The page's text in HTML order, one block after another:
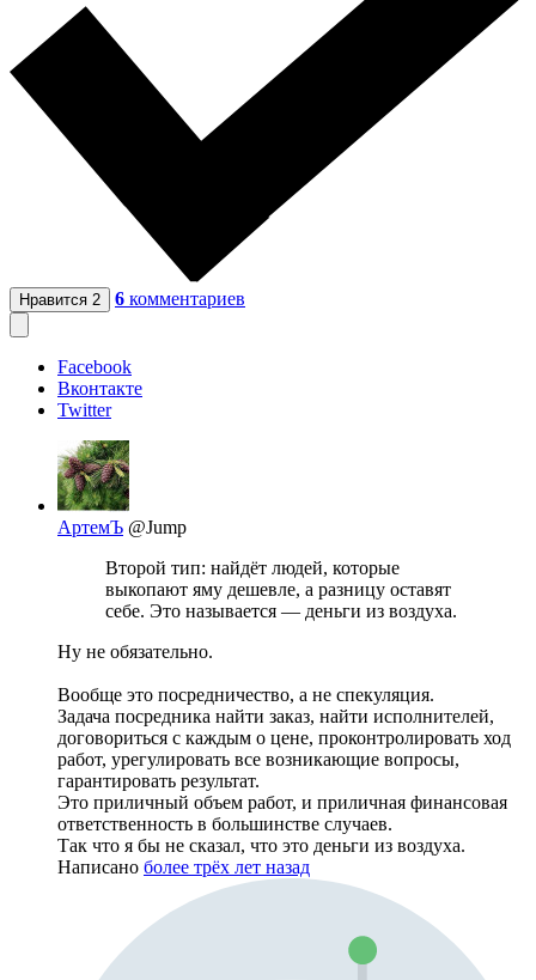
Нравится 2 6 комментариев
Facebook
Вконтакте
Twitter
АртемЪ @Jump
Второй тип: найдёт людей, которые
выкопают яму дешевле, а разницу оставят
себе. Это называется — деньги из воздуха.
Ну не обязательно.
Вообще это посредничество, а не спекуляция.
Задача посредника найти заказ, найти исполнителей,
договориться с каждым о цене, проконтролировать ход
работ, урегулировать все возникающие вопросы,
гарантировать результат.
Это приличный объем работ, и приличная финансовая
ответственность в большинстве случаев.
Так что я бы не сказал, что это деньги из воздуха.
Написано более трёх лет назад